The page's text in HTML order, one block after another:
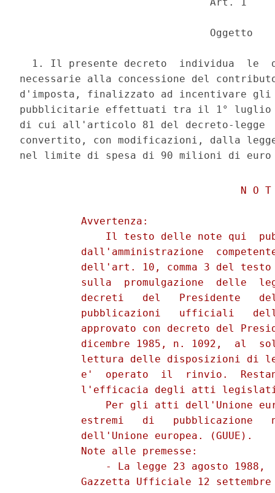
                               Oggetto
1. Il presente decreto  individua  le
necessarie alla concessione del
d'imposta, finalizzato ad incentivare gli
pubblicitarie effettuati tra il 1° luglio
di cui all'articolo 81 del decreto-legge
convertito, con modificazioni, dalla
N O
          Avvertenza:
Il testo delle note qui
dall'amministrazione
dell'art. 10, comma 3 del
sulla  promulgazione  delle
decreti   del   Presidente
pubblicazioni   ufficiali
approvato con decreto del
dicembre 1985, n. 1092,  al
lettura delle disposizioni di
e'  operato  il  rinvio.
l'efficacia degli atti
Per gli atti dell'Unione
estremi   di   pubblicazione
          dell'Unione europea. (GUUE).
          Note alle premesse:
- La legge 23 agosto 1988,
Gazzetta Ufficiale 12